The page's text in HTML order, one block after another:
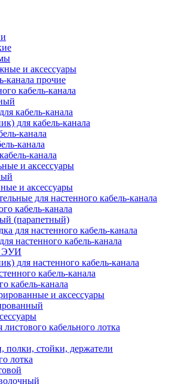
и аксессуары
канала прочие
кабель-канала
кабель-канала
для кабель-канала
канала
канала
канала
и аксессуары
и аксессуары
для настенного кабель-канала
кабель-канала
(парапетный)
для настенного кабель-канала
настенного кабель-канала
ЭУИ
для настенного кабель-канала
кабель-канала
кабель-канала
и аксессуары
листового кабельного лотка
стойки, держатели
лотка